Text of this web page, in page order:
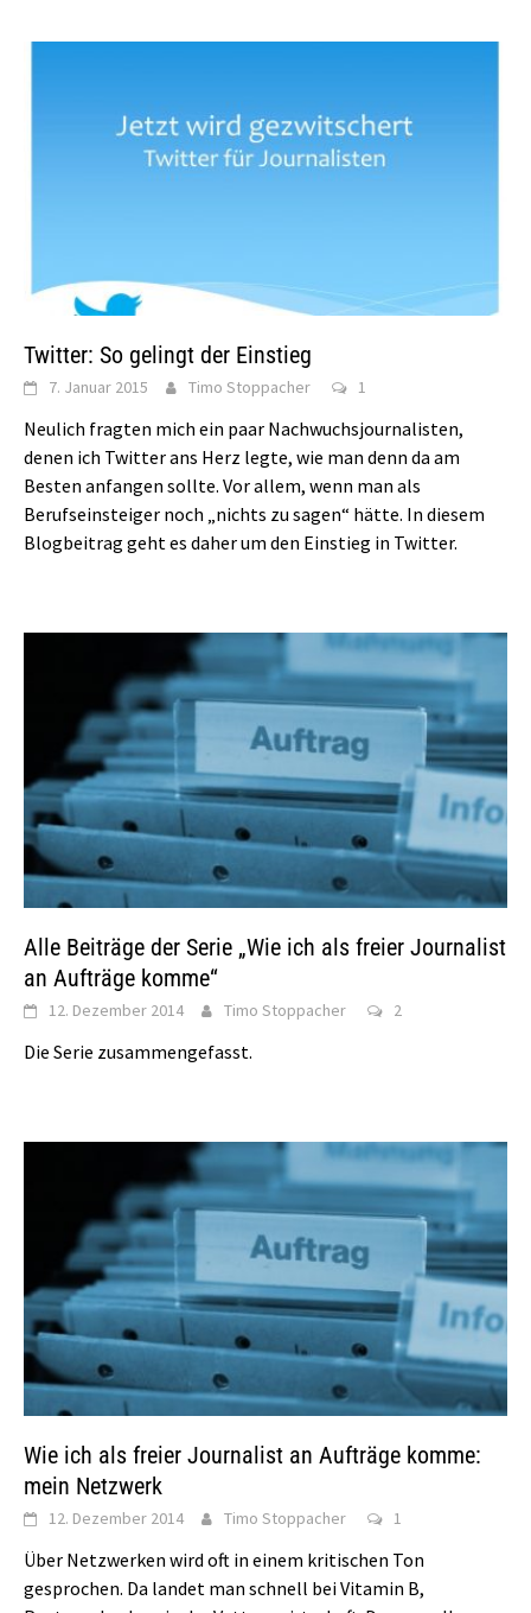
Twitter: So gelingt der Einstieg
7. Januar 2015 Timo Stoppacher 1
Neulich fragten mich ein paar Nachwuchsjournalisten,
denen ich Twitter ans Herz legte, wie man denn da am
Besten anfangen sollte. Vor allem, wenn man als
Berufseinsteiger noch „nichts zu sagen“ hätte. In diesem
Blogbeitrag geht es daher um den Einstieg in Twitter.
Alle Beiträge der Serie „Wie ich als freier Journalist
an Aufträge komme“
12. Dezember 2014 Timo Stoppacher 2
Die Serie zusammengefasst.
Wie ich als freier Journalist an Aufträge komme:
mein Netzwerk
12. Dezember 2014 Timo Stoppacher 1
Über Netzwerken wird oft in einem kritischen Ton
gesprochen. Da landet man schnell bei Vitamin B,